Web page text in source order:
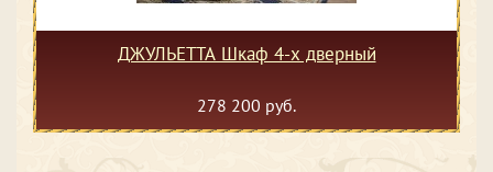
ДЖУЛЬЕТТА Шкаф 4-х дверный
278 200 руб.